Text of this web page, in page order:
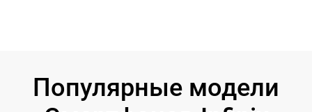
Популярные модели